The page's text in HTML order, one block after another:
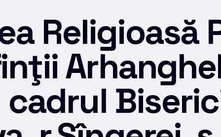
Religioasă
cadrul